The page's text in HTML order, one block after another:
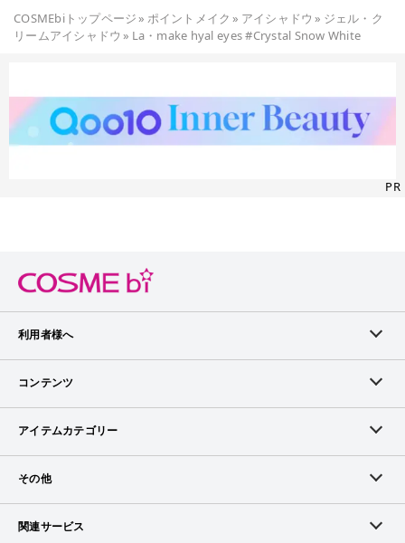
COSMEbiトップページ» ポイントメイク » アイシャドウ » ジェル・ク
リームアイシャドウ » La・make hyal eyes #Crystal Snow White
PR
利用者様へ
メンバーログイン
メンバー会員について
アイテム掲載リクエスト
コンテンツ
ランキング
ブランドから探す
アイテムカテゴリー
スキンケア
その他
お問い合わせ（ブランド様）
関連サービス